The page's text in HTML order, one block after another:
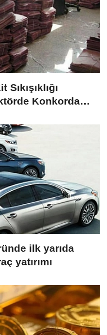
Konkordato
ilk yarıda
yatırımı